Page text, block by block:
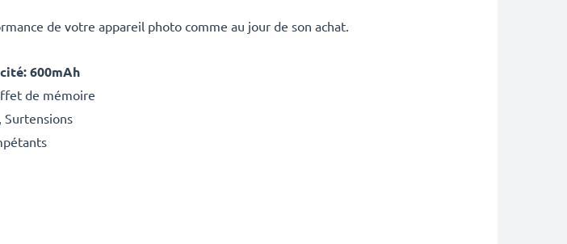
de votre appareil photo comme au jour de son achat.
600mAh
de mémoire
Surtensions